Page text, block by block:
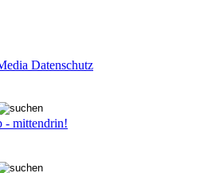
Datenschutz